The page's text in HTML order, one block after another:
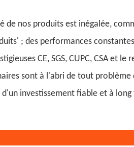
de nos produits est inégalée,
; des performances
CE, SGS, CUPC, CSA et le
sont à l'abri de tout
investissement fiable et à long